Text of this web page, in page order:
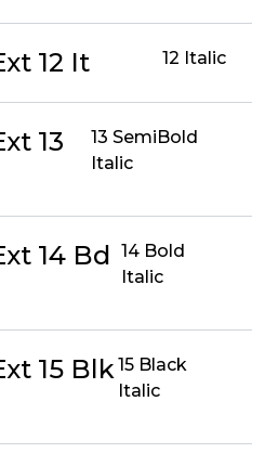
12 It 12 Italic
13
13 SemiBold
Italic
14 Bd 14 Bold
Italic
15 Blk15 Black
Italic